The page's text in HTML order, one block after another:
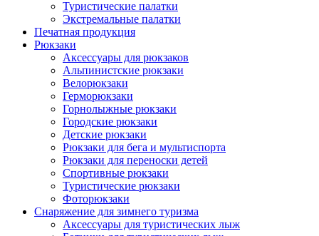
Туристические палатки
Экстремальные палатки
Печатная продукция
Рюкзаки
Аксессуары для рюкзаков
Альпинистские рюкзаки
Велорюкзаки
Герморюкзаки
Горнолыжные рюкзаки
Городские рюкзаки
Детские рюкзаки
Рюкзаки для бега и мультиспорта
Рюкзаки для переноски детей
Спортивные рюкзаки
Туристические рюкзаки
Фоторюкзаки
Снаряжение для зимнего туризма
Аксессуары для туристических лыж